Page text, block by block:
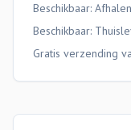
Beschikbaar:
Beschikbaar:
Gratis verzending